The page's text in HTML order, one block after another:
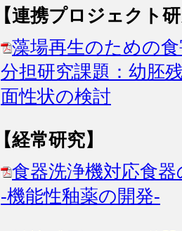
【連携プロジェクト
藻場再生のための
分担研究課題：幼胚
面性状の検討
【経常研究】
食器洗浄機対応食
-機能性釉薬の開発-